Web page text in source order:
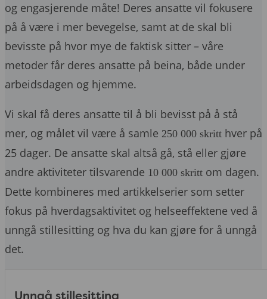
og engasjerende måte! Deres ansatte vil fokusere
på å være i mer bevegelse, samt at de skal bli
bevisste på hvor mye de faktisk sitter – våre
metoder får deres ansatte på beina, både under
arbeidsdagen og hjemme.
Vi skal få deres ansatte til å bli bevisst på å stå
mer, og målet vil være å samle 250 000 skritt hver på
25 dager. De ansatte skal altså gå, stå eller gjøre
andre aktiviteter tilsvarende 10 000 skritt om dagen.
Dette kombineres med artikkelserier som setter
fokus på hverdagsaktivitet og helseeffektene ved å
unngå stillesitting og hva du kan gjøre for å unngå
det.
Unngå stillesitting